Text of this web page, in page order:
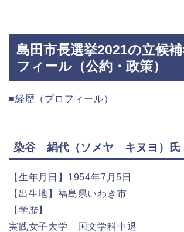
島田市長選挙2021の立候
フィール（公約・政策）
■経歴（プロフィール）
染谷 絹代（ソメヤ キヌヨ）氏
【生年月日】1954年7月5日
【出生地】福島県いわき市
【学歴】
実践女子大学 国文学科中退